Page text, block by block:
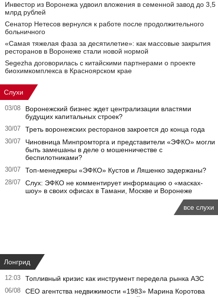
Инвестор из Воронежа удвоил вложения в семенной завод до 3,5
млрд рублей
Сенатор Нетесов вернулся к работе после продолжительного
больничного
«Самая тяжелая фаза за десятилетие»: как массовые закрытия
ресторанов в Воронеже стали новой нормой
Segezha договорилась с китайскими партнерами о проекте
биохимкомплекса в Красноярском крае
Слухи
03/08
Воронежский бизнес ждет централизации властями
будущих капитальных строек?
30/07 Треть воронежских ресторанов закроется до конца года
30/07
Чиновница Минпромторга и представители «ЭФКО» могли
быть замешаны в деле о мошенничестве с
беспилотниками?
30/07 Топ-менеджеры «ЭФКО» Кустов и Ляшенко задержаны?
28/07
Слух: ЭФКО не комментирует информацию о «масках-
шоу» в своих офисах в Тамани, Москве и Воронеже
все слухи
Лонгрид
12:03 Топливный кризис как инструмент передела рынка АЗС
06/08
CEO агентства недвижимости «1983» Марина Коротова